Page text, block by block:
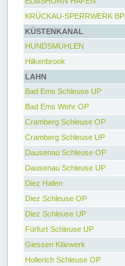
KRÜCKAU-SPERRWERK BP
KÜSTENKANAL
HUNDSMÜHLEN
Hilkenbrook
LAHN
Bad Ems Schleuse UP
Bad Ems Wehr OP
Cramberg Schleuse OP
Cramberg Schleuse UP
Dausenau Schleuse OP
Dausenau Schleuse UP
Diez Hafen
Diez Schleuse OP
Diez Schleuse UP
Fürfurt Schleuse UP
Giessen Klärwerk
Hollerich Schleuse OP